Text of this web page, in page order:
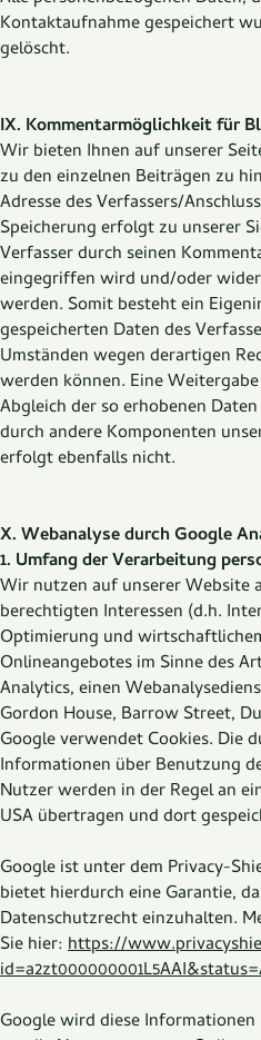
Kontaktaufnahme gespeichert
gelöscht.
IX. Kommentarmöglichkeit für
Wir bieten Ihnen auf unserer
zu den einzelnen Beiträgen zu
Adresse des Verfassers/
Speicherung erfolgt zu unserer
Verfasser durch seinen
eingegriffen wird und/oder
werden. Somit besteht ein
gespeicherten Daten des
Umständen wegen derartigen
werden können. Eine
Abgleich der so erhobenen
durch andere Komponenten
erfolgt ebenfalls nicht.
X. Webanalyse durch Google
1. Umfang der Verarbeitung
Wir nutzen auf unserer Website
berechtigten Interessen (d.h.
Optimierung und
Onlineangebotes im Sinne des
Analytics, einen
Gordon House, Barrow Street,
Google verwendet Cookies. Die
Informationen über Benutzung
Nutzer werden in der Regel an
USA übertragen und dort
Google ist unter dem Privacy-
bietet hierdurch eine Garantie,
Datenschutzrecht einzuhalten.
Sie hier:https://
Google wird diese